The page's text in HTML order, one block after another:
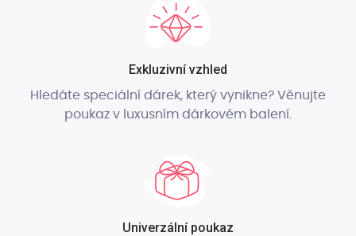
Exkluzivní vzhled
Hledáte speciální dárek, který vynikne? Věnujte
poukaz v luxusním dárkovém balení.
Univerzální poukaz